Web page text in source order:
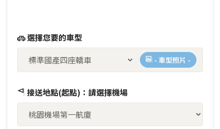
選擇您要的車型
- 車型照片 -
接送地點(起點)：請選擇機場